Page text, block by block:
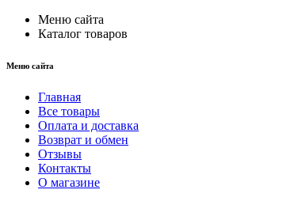
Меню сайта
Каталог товаров
Меню сайта
Главная
Все товары
Оплата и доставка
Возврат и обмен
Отзывы
Контакты
О магазине